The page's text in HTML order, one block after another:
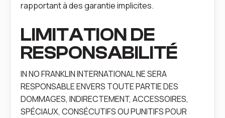
rapportant à des garantie implicites.
LIMITATION DE
RESPONSABILITÉ
IN NO FRANKLIN INTERNATIONAL NE SERA
RESPONSABLE ENVERS TOUTE PARTIE DES
DOMMAGES, INDIRECTEMENT, ACCESSOIRES,
SPÉCIAUX, CONSÉCUTIFS OU PUNITIFS POUR